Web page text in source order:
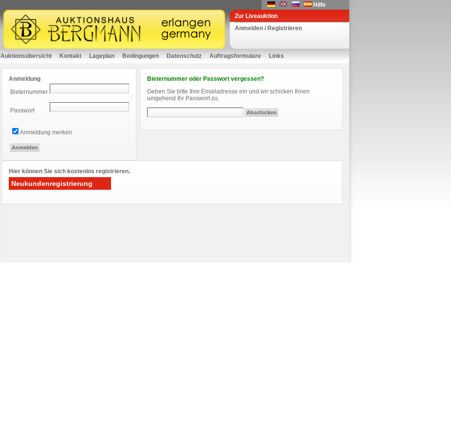
Hilfe
Zur Liveauktion
Anmelden / Registrieren
Auktionsübersicht Kontakt Lageplan Bedingungen Datenschutz Auftragsformulare Links
Anmeldung
Bieternummer
Passwort
Anmeldung merken
Bieternummer oder Passwort vergessen?
Geben Sie bitte Ihre Emailadresse ein und wir schicken Ihnen
umgehend Ihr Passwort zu.
Hier können Sie sich kostenlos registrieren.
Neukundenregistrierung